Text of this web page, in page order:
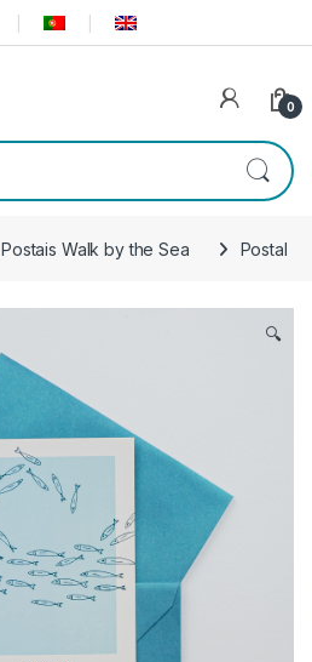
0
Postais Walk by the Sea Postal
🔍